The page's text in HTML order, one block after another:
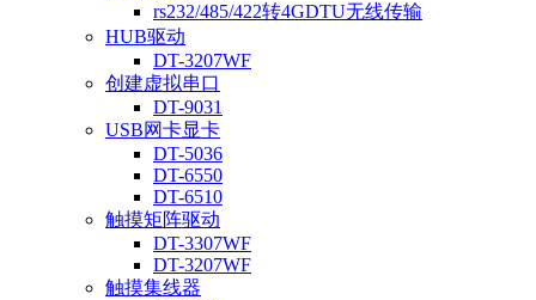
rs232/485/422转4GDTU无线传输
HUB驱动
DT-3207WF
创建虚拟串口
DT-9031
USB网卡显卡
DT-5036
DT-6550
DT-6510
触摸矩阵驱动
DT-3307WF
DT-3207WF
触摸集线器